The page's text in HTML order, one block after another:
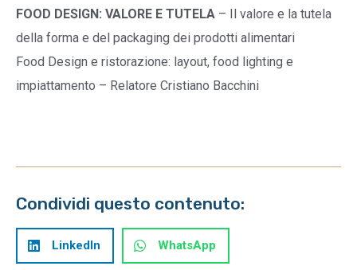
FOOD DESIGN: VALORE E TUTELA – Il valore e la tutela
della forma e del packaging dei prodotti alimentari
Food Design e ristorazione: layout, food lighting e
impiattamento – Relatore Cristiano Bacchini
Condividi questo contenuto:
LinkedIn WhatsApp